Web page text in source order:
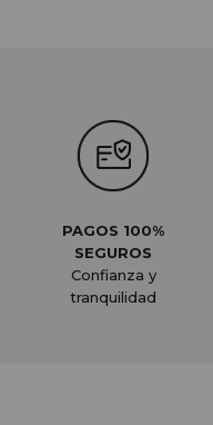
PAGOS 100%
SEGUROS
Confianza y
tranquilidad